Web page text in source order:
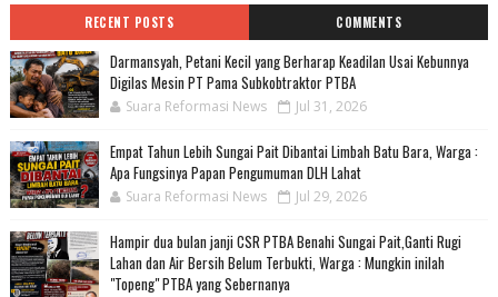
RECENT POSTS COMMENTS
Darmansyah, Petani Kecil yang Berharap Keadilan Usai Kebunnya
Digilas Mesin PT Pama Subkobtraktor PTBA
Suara Reformasi News Jul 31, 2026
Empat Tahun Lebih Sungai Pait Dibantai Limbah Batu Bara, Warga :
Apa Fungsinya Papan Pengumuman DLH Lahat
Suara Reformasi News Jul 29, 2026
Hampir dua bulan janji CSR PTBA Benahi Sungai Pait,Ganti Rugi
Lahan dan Air Bersih Belum Terbukti, Warga : Mungkin inilah
"Topeng" PTBA yang Sebernanya